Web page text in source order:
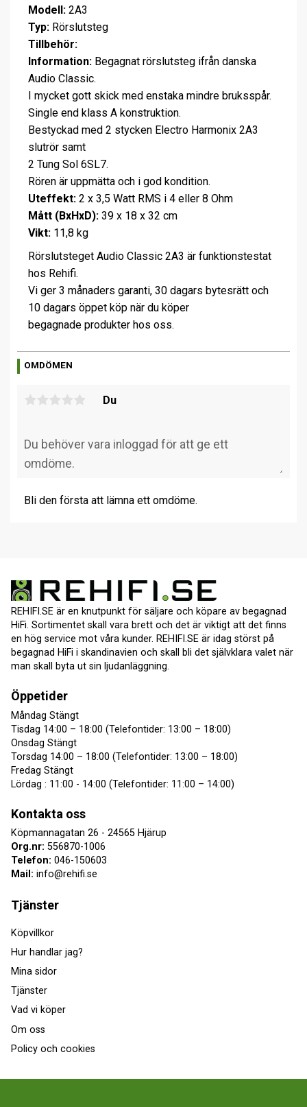
Modell: 2A3
Typ: Rörslutsteg
Tillbehör:
Information: Begagnat rörslutsteg ifrån danska
Audio Classic.
I mycket gott skick med enstaka mindre bruksspår.
Single end klass A konstruktion.
Bestyckad med 2 stycken Electro Harmonix 2A3
slutrör samt
2 Tung Sol 6SL7.
Rören är uppmätta och i god kondition.
Uteffekt: 2 x 3,5 Watt RMS i 4 eller 8 Ohm
Mått (BxHxD): 39 x 18 x 32 cm
Vikt: 11,8 kg
Rörslutsteget Audio Classic 2A3 är funktionstestat
hos Rehifi.
Vi ger 3 månaders garanti, 30 dagars bytesrätt och
10 dagars öppet köp när du köper
begagnade produkter hos oss.
OMDÖMEN
Du
Bli den första att lämna ett omdöme.
REHIFI.SE är en knutpunkt för säljare och köpare av begagnad
HiFi. Sortimentet skall vara brett och det är viktigt att det finns
en hög service mot våra kunder. REHIFI.SE är idag störst på
begagnad HiFi i skandinavien och skall bli det självklara valet när
man skall byta ut sin ljudanläggning.
Öppetider
Måndag Stängt
Tisdag 14:00 – 18:00 (Telefontider: 13:00 – 18:00)
Onsdag Stängt
Torsdag 14:00 – 18:00 (Telefontider: 13:00 – 18:00)
Fredag Stängt
Lördag : 11:00 - 14:00 (Telefontider: 11:00 – 14:00)
Kontakta oss
Köpmannagatan 26 - 24565 Hjärup
Org.nr: 556870-1006
Telefon: 046-150603
Mail: info@rehifi.se
Tjänster
Köpvillkor
Hur handlar jag?
Mina sidor
Tjänster
Vad vi köper
Om oss
Policy och cookies